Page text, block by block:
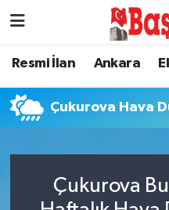
Resmi İlan Ankara
Çukurova Hava
Çukurova